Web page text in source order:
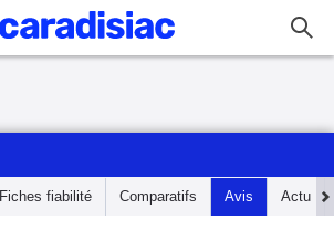
Fiches fiabilité Comparatifs Avis Actu